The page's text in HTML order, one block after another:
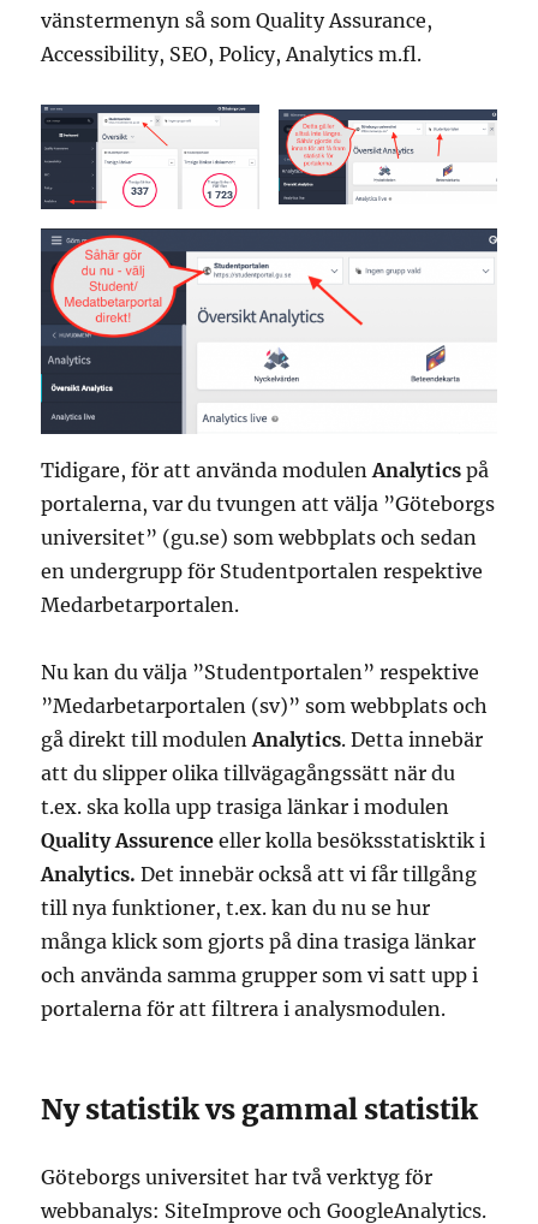
vänstermenyn så som Quality Assurance,
Accessibility, SEO, Policy, Analytics m.fl.
Tidigare, för att använda modulenAnalyticspå
portalerna, var du tvungen att välja ”Göteborgs
universitet” (gu.se) som webbplats och sedan
en undergrupp för Studentportalen respektive
Medarbetarportalen.
Nu kan du välja ”Studentportalen” respektive
”Medarbetarportalen (sv)” som webbplats och
gå direkt till modulenAnalytics. Detta innebär
att du slipper olika tillvägagångssätt när du
t.ex. ska kolla upp trasiga länkar i modulen
Quality Assurence eller kolla besöksstatisktik i
Analytics.Det innebär också att vi får tillgång
till nya funktioner, t.ex. kan du nu se hur
många klick som gjorts på dina trasiga länkar
och använda samma grupper som vi satt upp i
portalerna för att filtrera i analysmodulen.
Ny statistik vs gammal statistik
Göteborgs universitet har två verktyg för
webbanalys: SiteImprove och GoogleAnalytics.